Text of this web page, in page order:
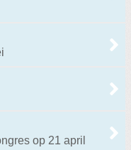
op 21 april